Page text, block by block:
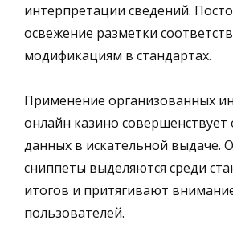
интерпретации сведений.
освежение разметки
модификациям в стандартах.
Применение организованных
онлайн казино
данных в искательной выдаче.
сниппеты выделяются среди
итогов и притягивают
пользователей.